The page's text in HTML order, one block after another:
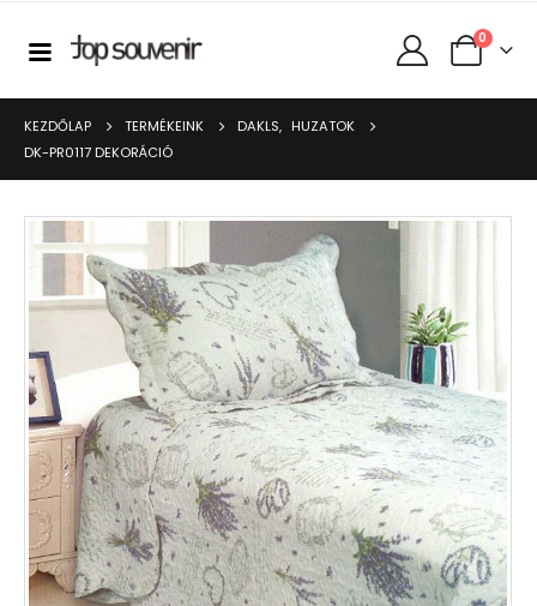
0
KEZDŐLAP TERMÉKEINK DAKLS, HUZATOK
DK-PR0117 DEKORÁCIÓ